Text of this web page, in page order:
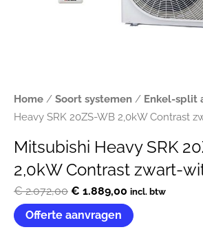
Home / Soort systemen / Enkel-split
Heavy SRK 20ZS-WB 2,0kW Contrast
Mitsubishi Heavy SRK
2,0kW Contrast zwart-
€2.072,00 Oorspronkelijke
was:
€ 1.889,00 Huidige
prijs
is:
incl. btw
Offerte aanvragen